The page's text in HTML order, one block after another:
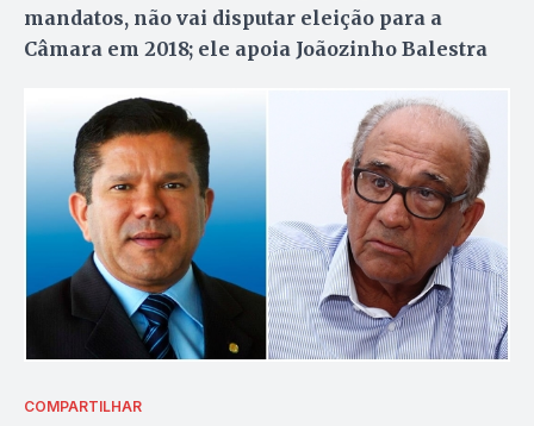
mandatos, não vai disputar eleição para a
Câmara em 2018; ele apoia Joãozinho Balestra
COMPARTILHAR